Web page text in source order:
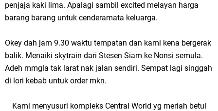
penjaja kaki lima. Apalagi sambil excited melayan harga
barang barang untuk cenderamata keluarga.
Okey dah jam 9.30 waktu tempatan dan kami kena bergerak
balik. Menaiki skytrain dari Stesen Siam ke Nonsi semula.
Adeh mmgla tak larat nak jalan sendiri. Sempat lagi singgah
di lori kebab untuk order mkn.
Kami menyusuri kompleks Central World yg meriah betul